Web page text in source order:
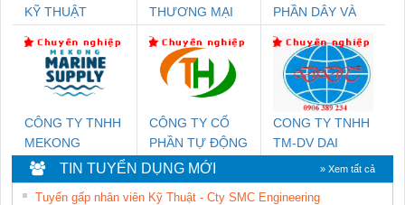
KỸ THUẬT
NAM
THƯƠNG MẠI
THUẬT ĐIỆN CƠ
GIA HƯNG
PHẦN DÂY VÀ
THƯỢNG ĐÌNH
CÔNG TY TNHH
MEKONG
MARINE SUPPLY
CÔNG TY CỔ
PHẦN TỰ ĐỘNG
TIẾN HƯNG
CONG TY TNHH
TM-DV DAI
DONG THANH
TIN TUYỂN DỤNG MỚI » Xem tất cả
Tuyển gấp nhân viên Kỹ Thuật - Cty SMC Engineering